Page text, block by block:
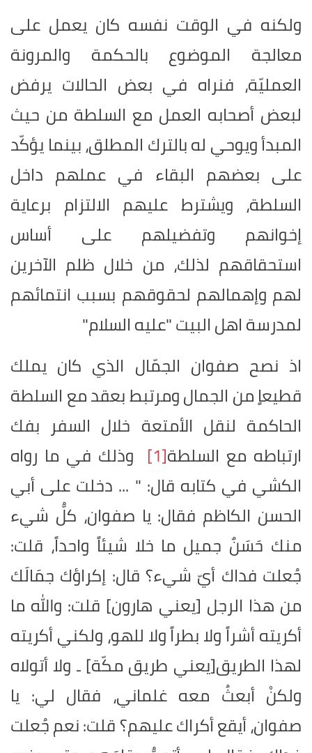
ولكنه في الوقت نفسه كان يعمل على
معالجة الموضوع بالحكمة والمرونة
العمليّة، فنراه في بعض الحالات يرفض
لبعض أصحابه العمل مع السلطة من حيث
المبدأ ويوحي له بالترك المطلق، بينما يؤكّد
على بعضهم البقاء في عملهم داخل
السلطة، ويشترط عليهم الالتزام برعاية
إخوانهم وتفضيلهم على أساس
استحقاقهم لذلك، من خلال ظلم الآخرين
لهم وإهمالهم لحقوقهم بسبب انتمائهم
لمدرسة اهل البيت "عليه السلام"
اذ نصح صفوان الجمّال الذي كان يملك
قطيعاٍ من الجمال ومرتبط بعقد مع السلطة
الحاكمة لنقل الأمتعة خلال السفر بفك
ارتباطه مع السلطة[1] وذلك في ما رواه
الكشي في كتابه قال: " ... دخلت على أبي
الحسن الكاظم فقال: يا صفوان، كلُّ شيء
منك حَسَنٌ جميل ما خلا شيئاً واحداً، قلت:
جُعلت فداك أيّ شيء؟ قال: إكراؤك جمَالَك
من هذا الرجل ]يعني هارون[ قلت: والله ما
أكريته أشراً ولا بطراً ولا للهو، ولكني أكريته
لهذا الطريق]يعني طريق مكّة[ ـ ولا أتولاه
ولكنْ أبعثُ معه غلماني، فقال لي: يا
صفوان، أيقع أكراك عليهم؟ قلت: نعم جُعلت